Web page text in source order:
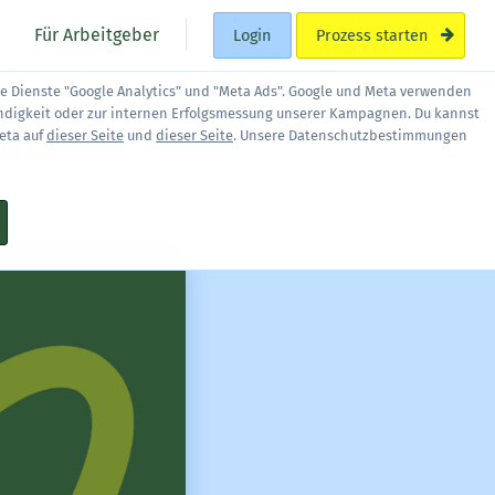
Für Arbeitgeber Login Prozess starten
"Google Analytics" und "Meta Ads". Google und Meta verwenden
oder zur internen Erfolgsmessung unserer Kampagnen. Du kannst
aufdieser Seite und dieser Seite. Unsere Datenschutzbestimmungen